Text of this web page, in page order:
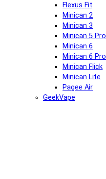
Flexus Fit
Minican 2
Minican 3
Minican 5 Pro
Minican 6
Minican 6 Pro
Minican Flick
Minican Lite
Pagee Air
GeekVape